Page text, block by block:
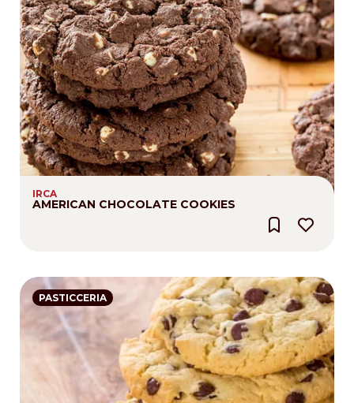
IRCA
AMERICAN CHOCOLATE COOKIES
PASTICCERIA